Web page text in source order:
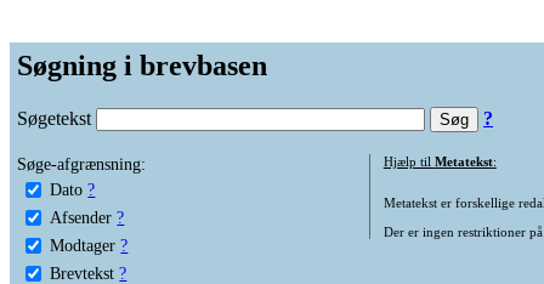
Søgning i brevbasen
Søgetekst ?
Søge-afgrænsning:
Dato ?
Afsender ?
Modtager ?
Brevtekst ?
Hjælp til Metatekst:
Metatekst er forskellige
Der er ingen restriktioner